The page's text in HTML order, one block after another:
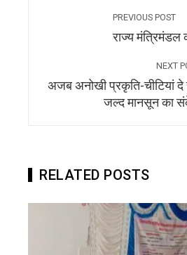
PREVIOUS POST
राज्य
NEXT
अजब अनोखी प्रकृति-चीटियां दे
जल्द मानसून का
RELATED POSTS